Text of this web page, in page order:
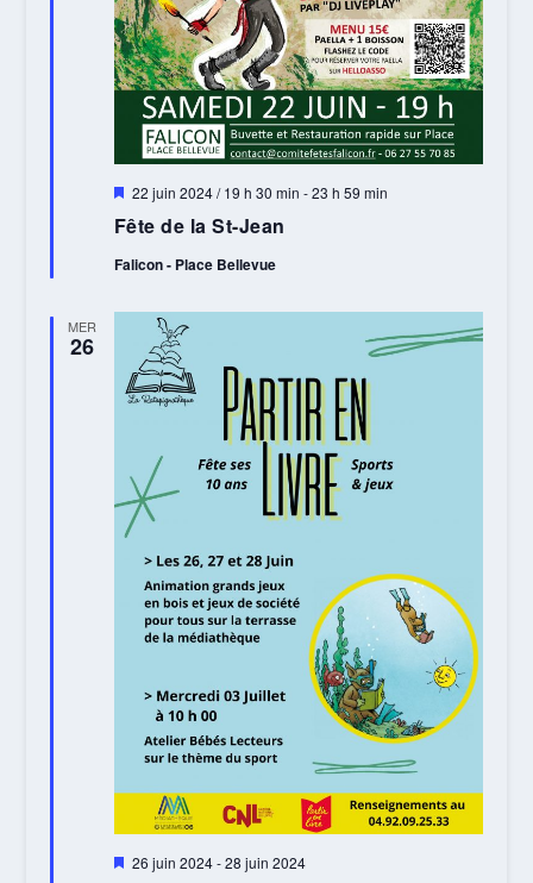
Fête de la St-Jean
Mis
avant
22 juin 2024 / 19 h 30 min -23 h 59 min
Falicon - Place Bellevue
MER
26
Mis
26 juin 2024-28 juin 2024